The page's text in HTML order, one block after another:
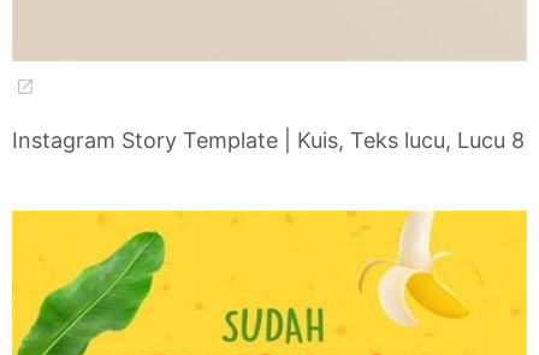
Instagram Story Template | Kuis, Teks lucu, Lucu 8